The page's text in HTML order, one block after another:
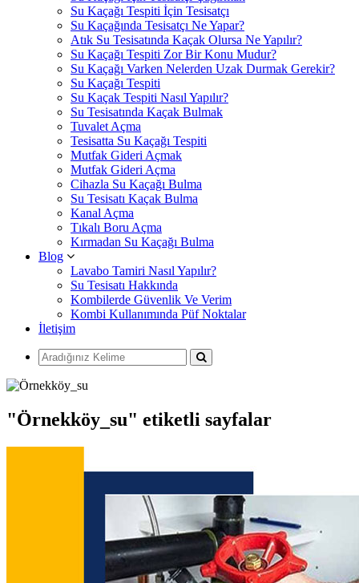
Su Kaçağı Tespiti İçin Tesisatçı
Su Kaçağında Tesisatçı Ne Yapar?
Atık Su Tesisatında Kaçak Olursa Ne Yapılır?
Su Kaçağı Tespiti Zor Bir Konu Mudur?
Su Kaçağı Varken Nelerden Uzak Durmak Gerekir?
Su Kaçağı Tespiti
Su Kaçak Tespiti Nasıl Yapılır?
Su Tesisatında Kaçak Bulmak
Tuvalet Açma
Tesisatta Su Kaçağı Tespiti
Mutfak Gideri Açmak
Mutfak Gideri Açma
Cihazla Su Kaçağı Bulma
Su Tesisatı Kaçak Bulma
Kanal Açma
Tıkalı Boru Açma
Kırmadan Su Kaçağı Bulma
Blog
Lavabo Tamiri Nasıl Yapılır?
Su Tesisatı Hakkında
Kombilerde Güvenlik Ve Verim
Kombi Kullanımında Püf Noktalar
İletişim
"Örnekköy_su" etiketli sayfalar